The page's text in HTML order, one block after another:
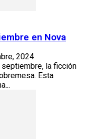
en Nova
2024
la ficción
Esta